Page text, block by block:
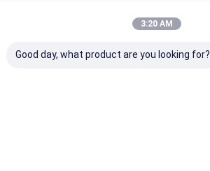
3:20 AM
Good day, what product are you looking for?